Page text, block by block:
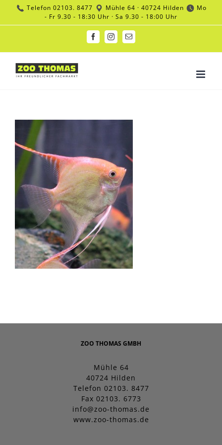
Inhalt
springen
Telefon 02103. 8477 Mühle 64 · 40724 Hilden
Mo
- Fr 9.30 - 18:30 Uhr · Sa 9.30 - 18:00 Uhr
FacebookInstagram
E-
ZOO THOMAS GMBH
Mühle 64
40724 Hilden
Telefon 02103. 8477
Fax 02103. 6773
info@zoo-thomas.de
www.zoo-thomas.de